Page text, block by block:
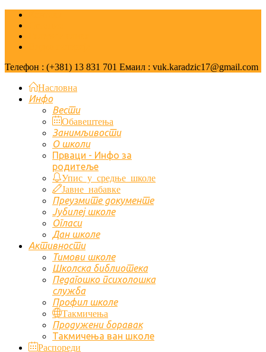
Телефон : (+381) 13 831 701 Емаил : vuk.karadzic17@gmail.com
Насловна
Инфо
Вести
Обавештења
Занимљивости
О школи
Првaци - Инфо за
родитеље
Упис у средње школе
Јавне набавке
Преузмите документе
Јубилеј школе
Огласи
Дан школе
Активности
Тимови школе
Школска библиотека
Педагошко психолошка
служба
Профил школе
Такмичења
Продужени боравак
Такмичења ван школе
Распореди